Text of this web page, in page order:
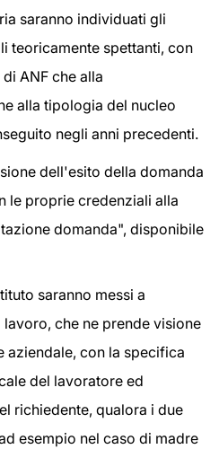
saranno individuati gli
teoricamente spettanti, con
ANF che alla
alla tipologia del nucleo
negli anni precedenti.
dell'esito della domanda
le proprie credenziali alla
domanda", disponibile
saranno messi a
che ne prende visione
aziendale, con la specifica
del lavoratore ed
richiedente, qualora i due
esempio nel caso di madre